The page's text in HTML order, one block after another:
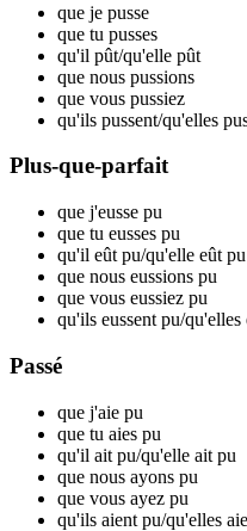
que je pusse
que tu pusses
qu'il pût/qu'elle pût
que nous pussions
que vous pussiez
qu'ils pussent/qu'elles p
Plus-que-parfait
que j'eusse pu
que tu eusses pu
qu'il eût pu/qu'elle eût pu
que nous eussions pu
que vous eussiez pu
qu'ils eussent pu/qu'elles
Passé
que j'aie pu
que tu aies pu
qu'il ait pu/qu'elle ait pu
que nous ayons pu
que vous ayez pu
qu'ils aient pu/qu'elles